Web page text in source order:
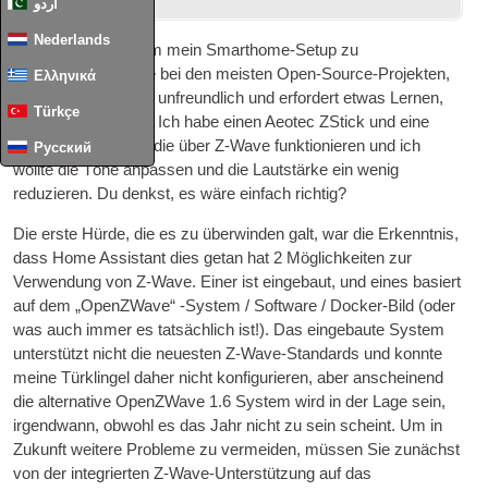
اردو
Nederlands
Ελληνικά
Türkçe
Русский
Januar 2024
Ich migriere langsam mein Smarthome-Setup zu
HomeAssistant, wie bei den meisten Open-Source-Projekten,
ist anfangs ziemlich unfreundlich und erfordert etwas Lernen,
um es zu benutzen. Ich habe einen Aeotec ZStick und eine
Aeotec Türklingel 6 die über Z-Wave funktionieren und ich
wollte die Töne anpassen und die Lautstärke ein wenig
reduzieren. Du denkst, es wäre einfach richtig?
Die erste Hürde, die es zu überwinden galt, war die Erkenntnis,
dass Home Assistant dies getan hat 2 Möglichkeiten zur
Verwendung von Z-Wave. Einer ist eingebaut, und eines basiert
auf dem „OpenZWave“ -System / Software / Docker-Bild (oder
was auch immer es tatsächlich ist!). Das eingebaute System
unterstützt nicht die neuesten Z-Wave-Standards und konnte
meine Türklingel daher nicht konfigurieren, aber anscheinend
die alternative OpenZWave 1.6 System wird in der Lage sein,
irgendwann, obwohl es das Jahr nicht zu sein scheint. Um in
Zukunft weitere Probleme zu vermeiden, müssen Sie zunächst
von der integrierten Z-Wave-Unterstützung auf das